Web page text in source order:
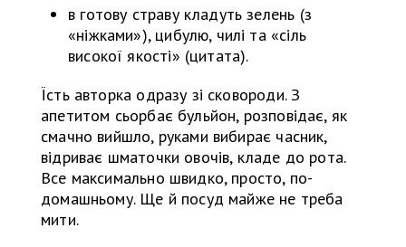
в готову страву кладуть зелень (з
«ніжками»), цибулю, чилі та «сіль
високої якості» (цитата).
Їсть авторка одразу зі сковороди. З
апетитом сьорбає бульйон, розповідає, як
смачно вийшло, руками вибирає часник,
відриває шматочки овочів, кладе до рота.
Все максимально швидко, просто, по-
домашньому. Ще й посуд майже не треба
мити.